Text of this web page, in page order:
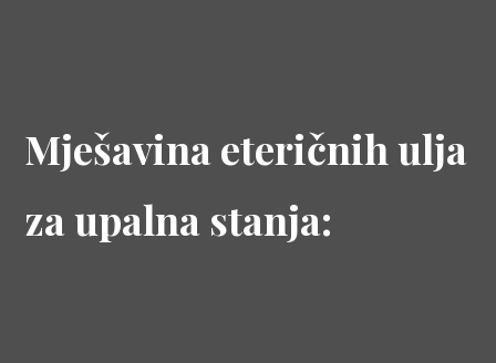
Mješavina eteričnih ulja
za upalna stanja: